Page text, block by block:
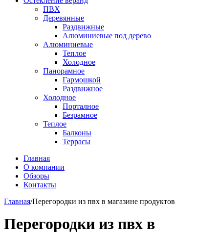
ПВХ
Деревянные
Раздвижные
Алюминиевые под дерево
Алюминиевые
Теплое
Холодное
Панорамное
Гармошкой
Раздвижное
Холодное
Порталное
Безрамное
Теплое
Балконы
Террасы
Главная
О компании
Обзоры
Контакты
Главная/Перегородки из пвх в магазине продуктов
Перегородки из пвх в